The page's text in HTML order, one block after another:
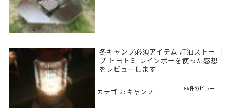
冬キャンプ必須アイテム 灯油ストー
ブ トヨトミ レインボーを使った感想
をレビューします
8k件のビュー
カテゴリ: キャンプ